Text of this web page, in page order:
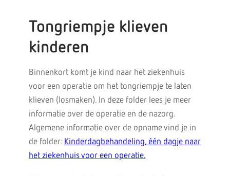
Tongriempje klieven
kinderen
Binnenkort komt je kind naar het ziekenhuis
voor een operatie om het tongriempje te laten
klieven (losmaken). In deze folder lees je meer
informatie over de operatie en de nazorg.
Algemene informatie over de opname vind je in
de folder: Kinderdagbehandeling, één dagje naar
het ziekenhuis voor een operatie.